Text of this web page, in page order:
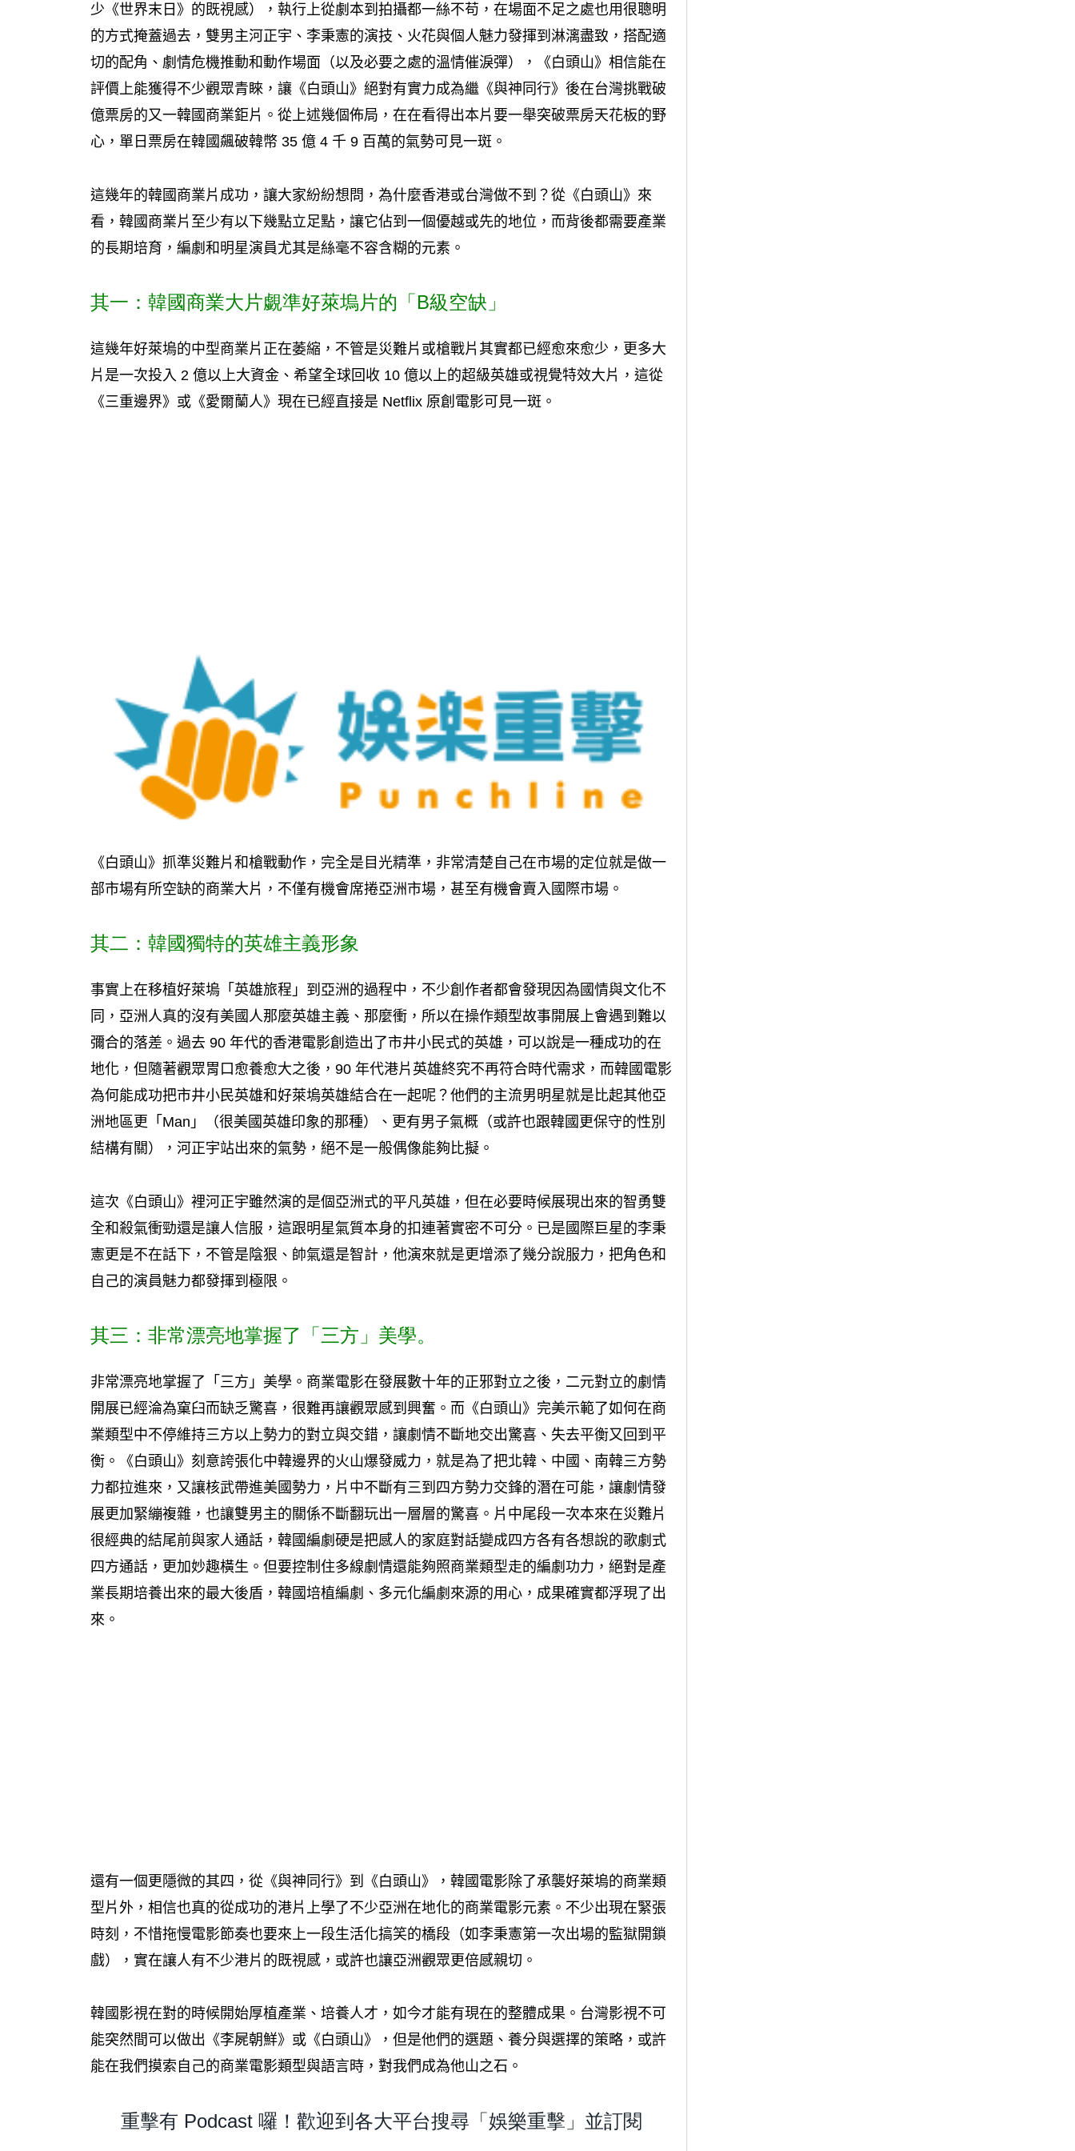
少《世界末日》的既視感），執行上從劇本到拍攝都一絲不苟，在場面不足之處也用很聰明
的方式掩蓋過去，雙男主河正宇、李秉憲的演技、火花與個人魅力發揮到淋漓盡致，搭配適
切的配角、劇情危機推動和動作場面（以及必要之處的溫情催淚彈），《白頭山》相信能在
評價上能獲得不少觀眾青睞，讓《白頭山》絕對有實力成為繼《與神同行》後在台灣挑戰破
億票房的又一韓國商業鉅片。從上述幾個佈局，在在看得出本片要一舉突破票房天花板的野
心，單日票房在韓國飆破韓幣 35 億 4 千 9 百萬的氣勢可見一斑。
這幾年的韓國商業片成功，讓大家紛紛想問，為什麼香港或台灣做不到？從《白頭山》來
看，韓國商業片至少有以下幾點立足點，讓它佔到一個優越或先的地位，而背後都需要產業
的長期培育，編劇和明星演員尤其是絲毫不容含糊的元素。
其一：韓國商業大片覷準好萊塢片的「B級空缺」
這幾年好萊塢的中型商業片正在萎縮，不管是災難片或槍戰片其實都已經愈來愈少，更多大
片是一次投入 2 億以上大資金、希望全球回收 10 億以上的超級英雄或視覺特效大片，這從
《三重邊界》或《愛爾蘭人》現在已經直接是 Netflix 原創電影可見一斑。
《白頭山》抓準災難片和槍戰動作，完全是目光精準，非常清楚自己在市場的定位就是做一
部市場有所空缺的商業大片，不僅有機會席捲亞洲市場，甚至有機會賣入國際市場。
其二：韓國獨特的英雄主義形象
事實上在移植好萊塢「英雄旅程」到亞洲的過程中，不少創作者都會發現因為國情與文化不
同，亞洲人真的沒有美國人那麼英雄主義、那麼衝，所以在操作類型故事開展上會遇到難以
彌合的落差。過去 90 年代的香港電影創造出了市井小民式的英雄，可以說是一種成功的在
地化，但隨著觀眾胃口愈養愈大之後，90 年代港片英雄終究不再符合時代需求，而韓國電影
為何能成功把市井小民英雄和好萊塢英雄結合在一起呢？他們的主流男明星就是比起其他亞
洲地區更「Man」（很美國英雄印象的那種）、更有男子氣概（或許也跟韓國更保守的性別
結構有關），河正宇站出來的氣勢，絕不是一般偶像能夠比擬。
這次《白頭山》裡河正宇雖然演的是個亞洲式的平凡英雄，但在必要時候展現出來的智勇雙
全和殺氣衝勁還是讓人信服，這跟明星氣質本身的扣連著實密不可分。已是國際巨星的李秉
憲更是不在話下，不管是陰狠、帥氣還是智計，他演來就是更增添了幾分說服力，把角色和
自己的演員魅力都發揮到極限。
其三：非常漂亮地掌握了「三方」美學。
非常漂亮地掌握了「三方」美學。商業電影在發展數十年的正邪對立之後，二元對立的劇情
開展已經淪為窠臼而缺乏驚喜，很難再讓觀眾感到興奮。而《白頭山》完美示範了如何在商
業類型中不停維持三方以上勢力的對立與交錯，讓劇情不斷地交出驚喜、失去平衡又回到平
衡。《白頭山》刻意誇張化中韓邊界的火山爆發威力，就是為了把北韓、中國、南韓三方勢
力都拉進來，又讓核武帶進美國勢力，片中不斷有三到四方勢力交鋒的潛在可能，讓劇情發
展更加緊繃複雜，也讓雙男主的關係不斷翻玩出一層層的驚喜。片中尾段一次本來在災難片
很經典的結尾前與家人通話，韓國編劇硬是把感人的家庭對話變成四方各有各想說的歌劇式
四方通話，更加妙趣橫生。但要控制住多線劇情還能夠照商業類型走的編劇功力，絕對是產
業長期培養出來的最大後盾，韓國培植編劇、多元化編劇來源的用心，成果確實都浮現了出
來。
還有一個更隱微的其四，從《與神同行》到《白頭山》，韓國電影除了承襲好萊塢的商業類
型片外，相信也真的從成功的港片上學了不少亞洲在地化的商業電影元素。不少出現在緊張
時刻，不惜拖慢電影節奏也要來上一段生活化搞笑的橋段（如李秉憲第一次出場的監獄開鎖
戲），實在讓人有不少港片的既視感，或許也讓亞洲觀眾更倍感親切。
韓國影視在對的時候開始厚植產業、培養人才，如今才能有現在的整體成果。台灣影視不可
能突然間可以做出《李屍朝鮮》或《白頭山》，但是他們的選題、養分與選擇的策略，或許
能在我們摸索自己的商業電影類型與語言時，對我們成為他山之石。
重擊有 Podcast 囉！歡迎到各大平台搜尋「娛樂重擊」並訂閱